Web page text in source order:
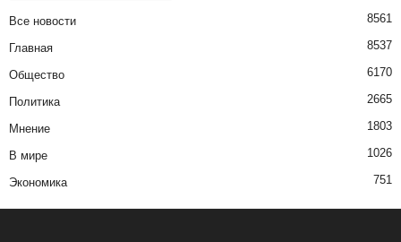
Все новости 8561
Главная 8537
Общество 6170
Политика 2665
Мнение 1803
В мире 1026
Экономика 751